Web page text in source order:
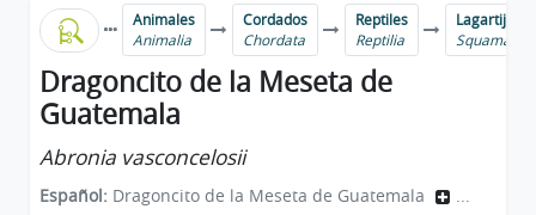
Animales
Animalia
Cordados
Chordata
Reptiles
Reptilia
Lagartijas
Squamata
Dragoncito de la Meseta de
Guatemala
Abronia vasconcelosii
Español: Dragoncito de la Meseta de Guatemala
...